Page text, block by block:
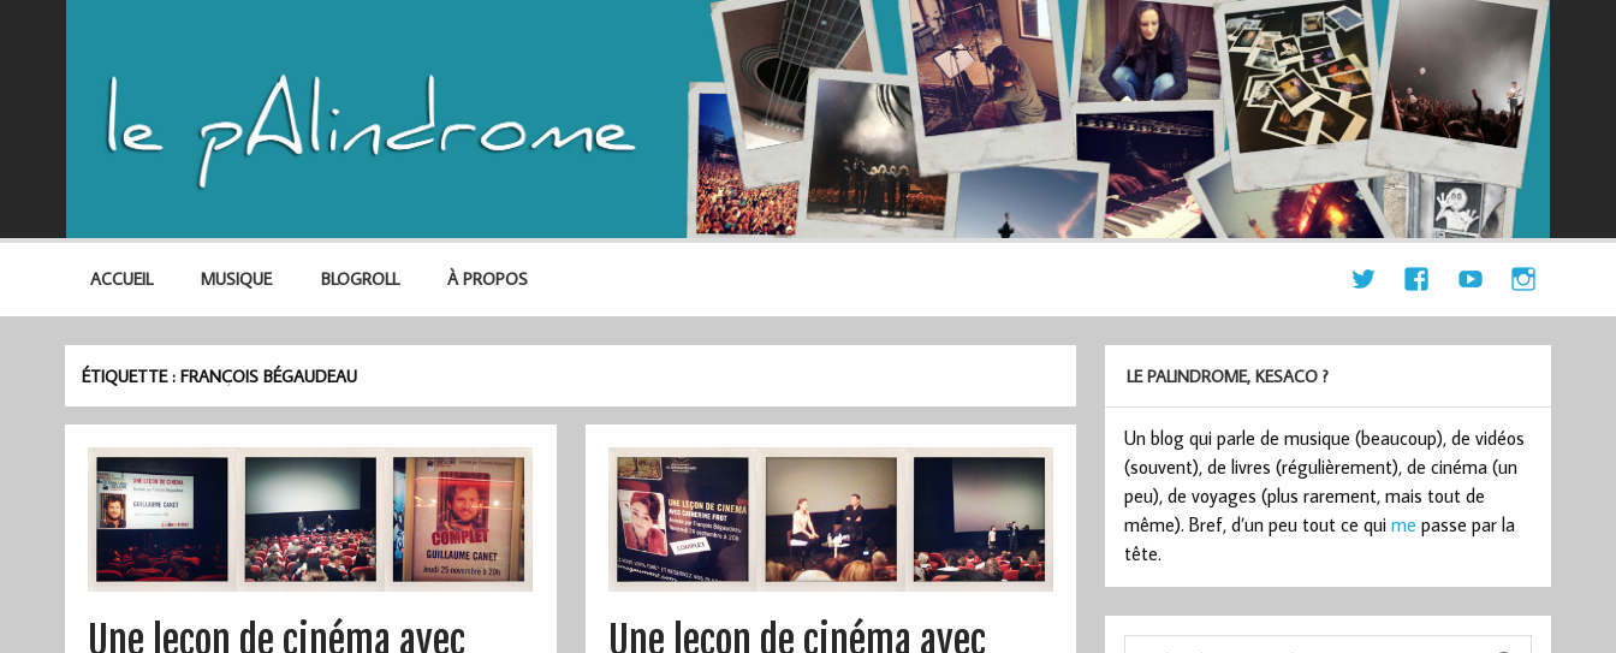
ACCUEIL MUSIQUE BLOGROLL À PROPOS
ÉTIQUETTE :FRANÇOIS BÉGAUDEAU
Une leçon de cinéma avec
Une leçon de cinéma avec
LE PALINDROME, KESACO ?
Un blog qui parle de musique (beaucoup), de vidéos
(souvent), de livres (régulièrement), de cinéma (un
peu), de voyages (plus rarement, mais tout de
même). Bref, d’un peu tout ce quime passe par la
tête.